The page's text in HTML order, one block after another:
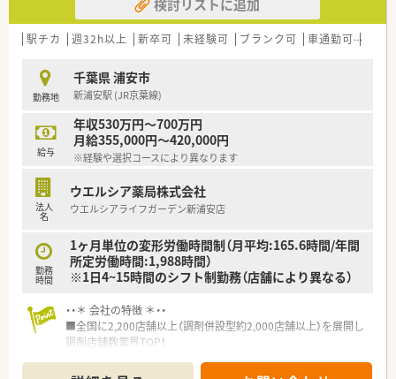
ど、バリエーションのある店舗展開をしており、様々な経験を積
むことができます。
■調剤専門薬剤師、併設店勤務、OTC販売専従と勤務先のご相談
■1人当たりの処方箋枚数は平均20枚以下の店舗が多く、投薬に
もしっかりと時間が掛けられる環境がございます。
＜社風・教育体制＞
■人事異動は無理な配置はなく、相談の中で決めれる社風がござ
います！
■年1回の上長との面談があり、相談しやすい環境です♪
勉強のできる環境も整っています◎
■中途入社の方にはOJT研修が基本！
研修を行っていただけます！
検討リストに追加
駅チカ 週32h以上 新卒可 未経験可 ブランク可 車通勤可
勤務地
千葉県 浦安市
新浦安駅 (JR京葉線)
給与
年収530万円～700万円
月給355,000円～420,000円
※経験や選択コースにより異なります
法人
名
ウエルシア薬局株式会社
ウエルシアライフガーデン新浦安店
勤務
時間
1ヶ月単位の変形労働時間制（月平均:165.6時間/年間
所定労働時間:1,988時間）
※1日4~15時間のシフト制勤務（店舗により異なる）
・・＊ 会社の特徴 ＊・・
■全国に2,200店舗以上（調剤併設型約2,000店舗以上）を展開し
調剤店舗数業界TOP！
頑張り次第で高給与も可能！